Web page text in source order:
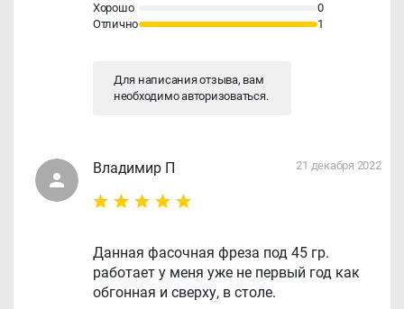
Владимир П 21 декабря 2022
Данная фасочная фреза под 45 гр.
работает у меня уже не первый год как
обгонная и сверху, в столе.
Хорошо
0
Отлично
1
Для написания отзыва, вам
необходимоавторизоваться.